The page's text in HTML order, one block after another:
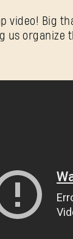
video! Big
us organize
Hasło